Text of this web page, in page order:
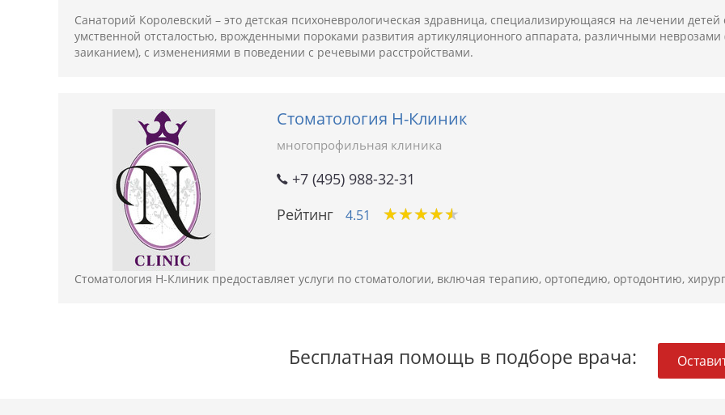
Санаторий Королевский – это детская психоневрологическая здравница, специализирующаяся на лечении
умственной отсталостью, врожденными пороками развития артикуляционного аппарата, различными
заиканием), с изменениями в поведении с речевыми расстройствами.
Стоматология Н-Клиник
многопрофильная клиника
+7 (495) 988-32-31
Рейтинг
4.51 ★★★★★
★★★★★
Стоматология Н-Клиник предоставляет услуги по стоматологии, включая терапию, ортопедию, ортодонтию,
Бесплатная помощь в подборе врача: